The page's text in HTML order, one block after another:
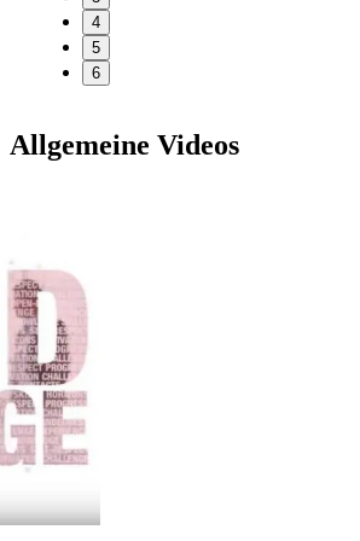
4
5
6
Allgemeine Videos